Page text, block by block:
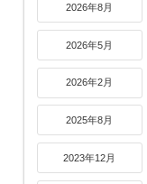
2026年8月
2026年5月
2026年2月
2025年8月
2023年12月